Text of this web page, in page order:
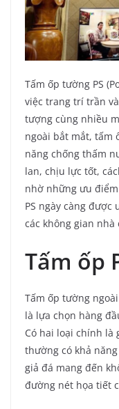
Tấm ốp tường PS
việc trang trí trần
tượng cùng nhiều
ngoài bắt mắt, tấm
năng chống thấm
lan, chịu lực tốt,
nhờ những ưu
PS ngày càng
các không gian nhà
Tấm ốp
Tấm ốp tường
là lựa chọn hàng
Có hai loại chính là
thường có khả
giả đá mang đến
đường nét họa tiết